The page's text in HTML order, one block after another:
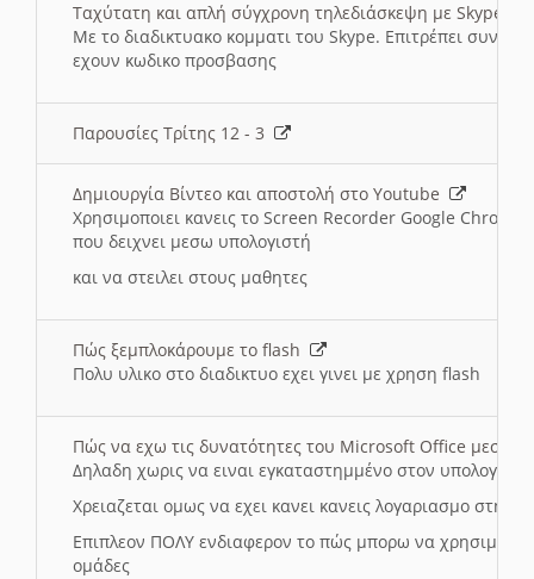
Ταχύτατη και απλή σύγχρονη τηλεδιάσκεψη με Skype
Με το διαδικτυακο κομματι του Skype. Επιτρέπει
εχουν κωδικο προσβασης
Παρουσίες Τρίτης 12 - 3
Δημιουργία Βίντεο και αποστολή στο Youtube
Χρησιμοποιει κανεις το Screen Recorder Google Chrome
που δειχνει μεσω υπολογιστή
και να στειλει στους μαθητες
Πώς ξεμπλοκάρουμε το flash
Πολυ υλικο στο διαδικτυο εχει γινει με χρηση flash
Πώς να εχω τις δυνατότητες του Microsoft Office μεσω
Δηλαδη χωρις να ειναι εγκαταστημμένο στον
Χρειαζεται ομως να εχει κανει κανεις λογαριασμο στη
Επιπλεον ΠΟΛΥ ενδιαφερον το πώς μπορω να
ομάδες